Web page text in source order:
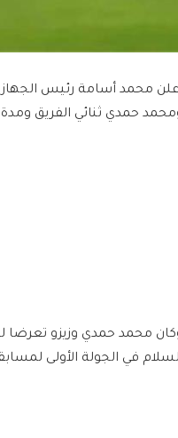
محمد أسامة رئيس الجهاز
حمدي ثنائي الفريق ومدة
محمد حمدي وزيزو تعرضا
في الجولة الأولى